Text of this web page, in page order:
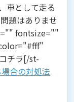
車として走る
題はありませ
fontsize=""
チラ[/st-
合の対処法